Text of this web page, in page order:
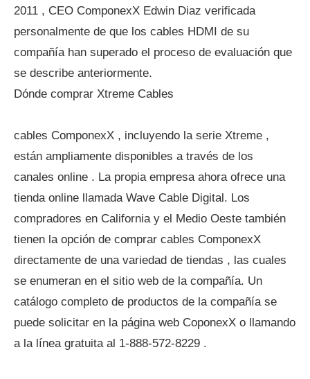
2011 , CEO ComponexX Edwin Diaz verificada
personalmente de que los cables HDMI de su
compañía han superado el proceso de evaluación que
se describe anteriormente.
Dónde comprar Xtreme Cables
cables ComponexX , incluyendo la serie Xtreme ,
están ampliamente disponibles a través de los
canales online . La propia empresa ahora ofrece una
tienda online llamada Wave Cable Digital. Los
compradores en California y el Medio Oeste también
tienen la opción de comprar cables ComponexX
directamente de una variedad de tiendas , las cuales
se enumeran en el sitio web de la compañía. Un
catálogo completo de productos de la compañía se
puede solicitar en la página web CoponexX o llamando
a la línea gratuita al 1-888-572-8229 .